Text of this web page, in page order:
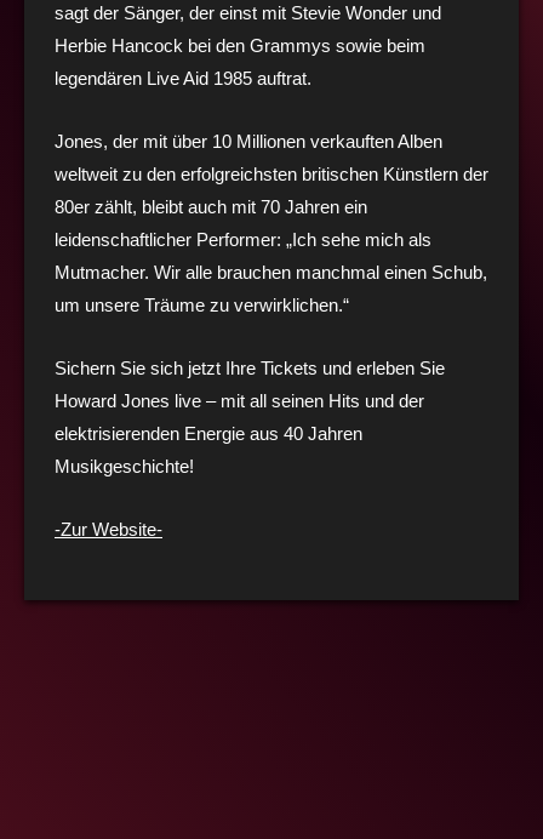
sagt der Sänger, der einst mit Stevie Wonder und
Herbie Hancock bei den Grammys sowie beim
legendären Live Aid 1985 auftrat.
Jones, der mit über 10 Millionen verkauften Alben
weltweit zu den erfolgreichsten britischen Künstlern der
80er zählt, bleibt auch mit 70 Jahren ein
leidenschaftlicher Performer: „Ich sehe mich als
Mutmacher. Wir alle brauchen manchmal einen Schub,
um unsere Träume zu verwirklichen.“
Sichern Sie sich jetzt Ihre Tickets und erleben Sie
Howard Jones live – mit all seinen Hits und der
elektrisierenden Energie aus 40 Jahren
Musikgeschichte!
-Zur Website-